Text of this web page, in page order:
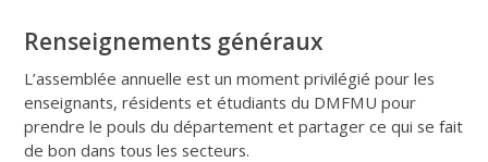
Renseignements généraux
L’assemblée annuelle est un moment privilégié pour les
enseignants, résidents et étudiants du DMFMU pour
prendre le pouls du département et partager ce qui se fait
de bon dans tous les secteurs.